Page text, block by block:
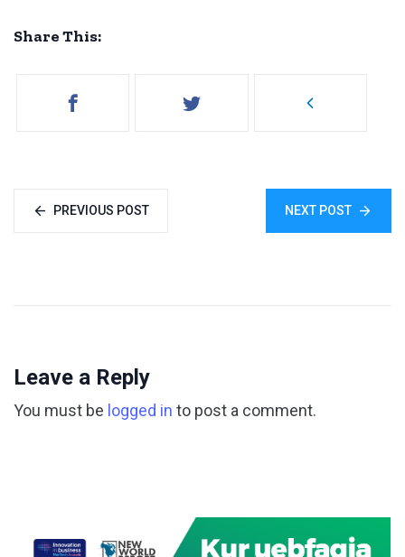
Share This:
PREVIOUS POST NEXT POST
Leave a Reply
You must be logged in to post a comment.